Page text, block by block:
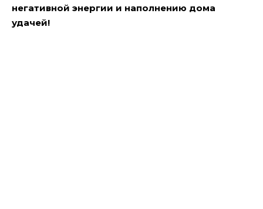
негативной энергии и наполнению дома
удачей!